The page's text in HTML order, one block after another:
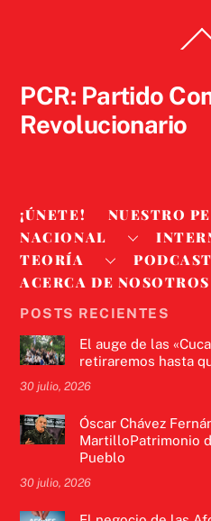
PCR: Partido
Revolucionario
¡ÚNETE!
NUESTRO
NACIONAL
TEORÍA
PODCAST
ACERCA DE NOSOTROS
POSTS RECIENTES
El auge de las
retiraremos hasta
30 julio, 2026
Óscar Chávez
MartilloPatrimonio
Pueblo
30 julio, 2026